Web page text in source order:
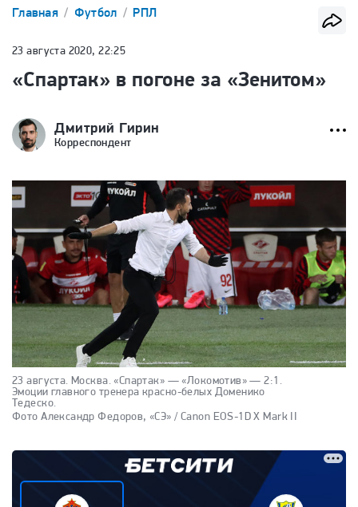
Главная Футбол РПЛ
23 августа 2020, 22:25
«Спартак» в погоне за «Зенитом»
Дмитрий Гирин
Корреспондент
23 августа. Москва. «Спартак» — «Локомотив» — 2:1.
Эмоции главного тренера красно-белых Доменико
Тедеско.
Фото Александр Федоров, «СЭ» / Canon EOS-1D X Mark II